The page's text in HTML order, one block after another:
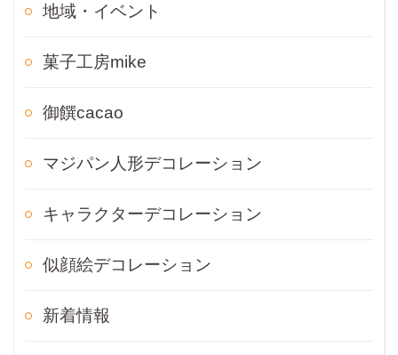
地域・イベント
菓子工房mike
御饌cacao
マジパン人形デコレーション
キャラクターデコレーション
似顔絵デコレーション
新着情報